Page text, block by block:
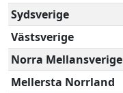
Sydsverige
Västsverige
Norra Mellansverige
Mellersta Norrland